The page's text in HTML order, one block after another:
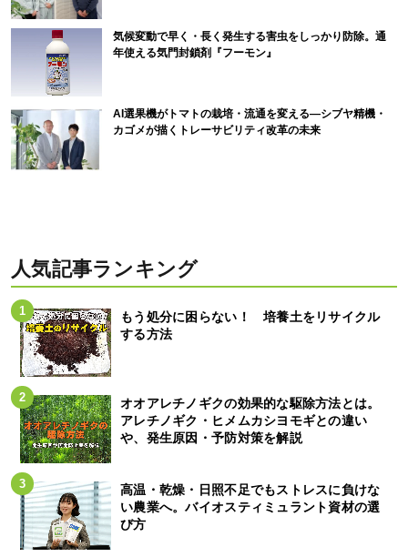
気候変動で早く・長く発生する害虫をしっかり防除。通
年使える気門封鎖剤『フーモン』
AI選果機がトマトの栽培・流通を変える―シブヤ精機・
カゴメが描くトレーサビリティ改革の未来
人気記事ランキング
もう処分に困らない！ 培養土をリサイクル
する方法
オオアレチノギクの効果的な駆除方法とは。
アレチノギク・ヒメムカシヨモギとの違い
や、発生原因・予防対策を解説
高温・乾燥・日照不足でもストレスに負けな
い農業へ。バイオスティミュラント資材の選
び方